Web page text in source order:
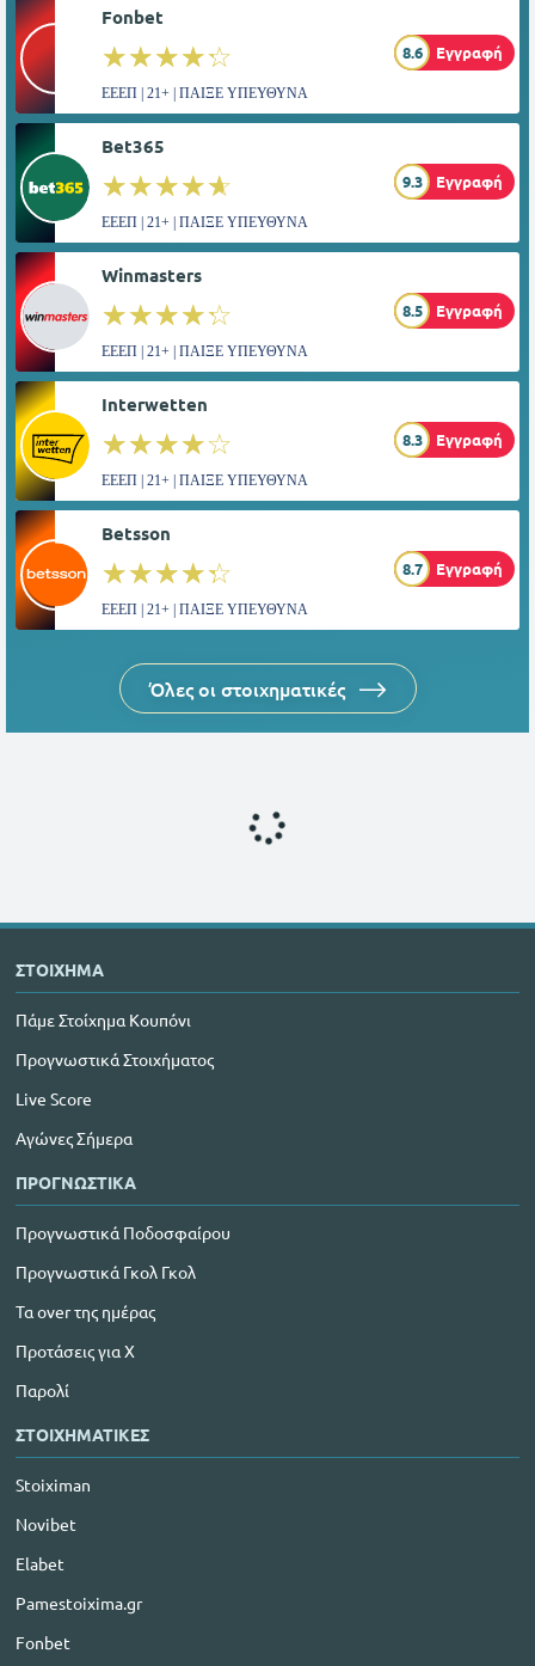
Fonbet
☆☆☆☆☆
★★★★★ 8.6 Εγγραφή
ΕΕΕΠ | 21+ | ΠΑΙΞΕ ΥΠΕΥΘΥΝΑ
Bet365
☆☆☆☆☆
★★★★★ 9.3 Εγγραφή
ΕΕΕΠ | 21+ | ΠΑΙΞΕ ΥΠΕΥΘΥΝΑ
Winmasters
☆☆☆☆☆
★★★★★ 8.5 Εγγραφή
ΕΕΕΠ | 21+ | ΠΑΙΞΕ ΥΠΕΥΘΥΝΑ
Interwetten
☆☆☆☆☆
★★★★★ 8.3 Εγγραφή
ΕΕΕΠ | 21+ | ΠΑΙΞΕ ΥΠΕΥΘΥΝΑ
Betsson
☆☆☆☆☆
★★★★★ 8.7 Εγγραφή
ΕΕΕΠ | 21+ | ΠΑΙΞΕ ΥΠΕΥΘΥΝΑ
Όλες οι στοιχηματικές
ΣΤΟΙΧΗΜΑ
Πάμε Στοίχημα Κουπόνι
Προγνωστικά Στοιχήματος
Live Score
Αγώνες Σήμερα
ΠΡΟΓΝΩΣΤΙΚΑ
Προγνωστικά Ποδοσφαίρου
Προγνωστικά Γκολ Γκολ
Τα over της ημέρας
Προτάσεις για Χ
Παρολί
ΣΤΟΙΧΗΜΑΤΙΚΕΣ
Stoiximan
Novibet
Elabet
Pamestoixima.gr
Fonbet